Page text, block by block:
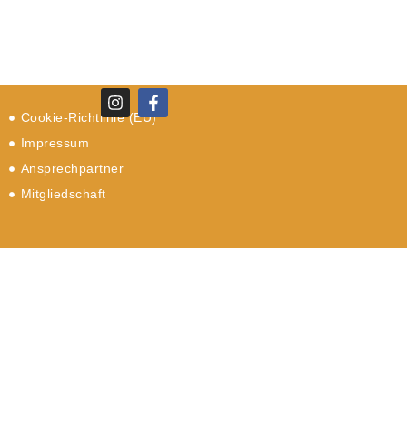
Cookie-Richtlinie (EU)
Impressum
Ansprechpartner
Mitgliedschaft